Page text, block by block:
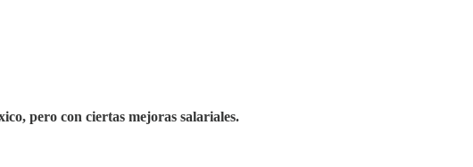
pero con ciertas mejoras salariales.